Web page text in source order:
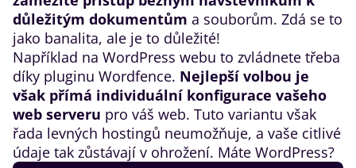
důležitým dokumentům a souborům. Zdá se to
jako banalita, ale je to důležité!
Například na WordPress webu to zvládnete třeba
díky pluginu Wordfence. Nejlepší volbou je
však přímá individuální konfigurace vašeho
web serveru pro váš web. Tuto variantu však
řada levných hostingů neumožňuje, a vaše citlivé
údaje tak zůstávají v ohrožení. Máte WordPress?